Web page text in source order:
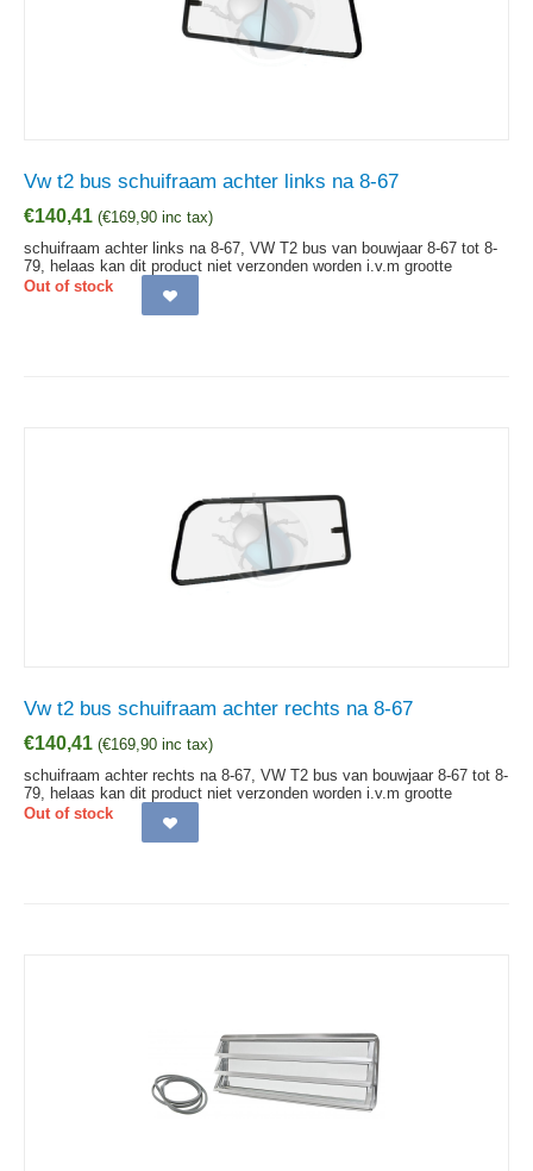
Vw t2 bus schuifraam achter links na 8-67
€140,41 (€169,90 inc tax)
schuifraam achter links na 8-67, VW T2 bus van bouwjaar 8-67 tot 8-
79, helaas kan dit product niet verzonden worden i.v.m grootte
Out of stock
Vw t2 bus schuifraam achter rechts na 8-67
€140,41 (€169,90 inc tax)
schuifraam achter rechts na 8-67, VW T2 bus van bouwjaar 8-67 tot 8-
79, helaas kan dit product niet verzonden worden i.v.m grootte
Out of stock